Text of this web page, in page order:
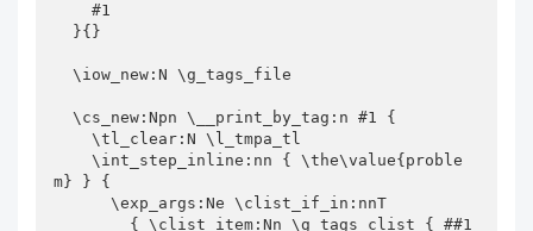
    #1
  \iow_new:N \g_tags_file
  \cs_new:Npn \__print_by_tag:n #1 {
    \tl_clear:N \l_tmpa_tl
    \int_step_inline:nn { \the\value{proble
m} } {
      \exp_args:Ne \clist_if_in:nnT